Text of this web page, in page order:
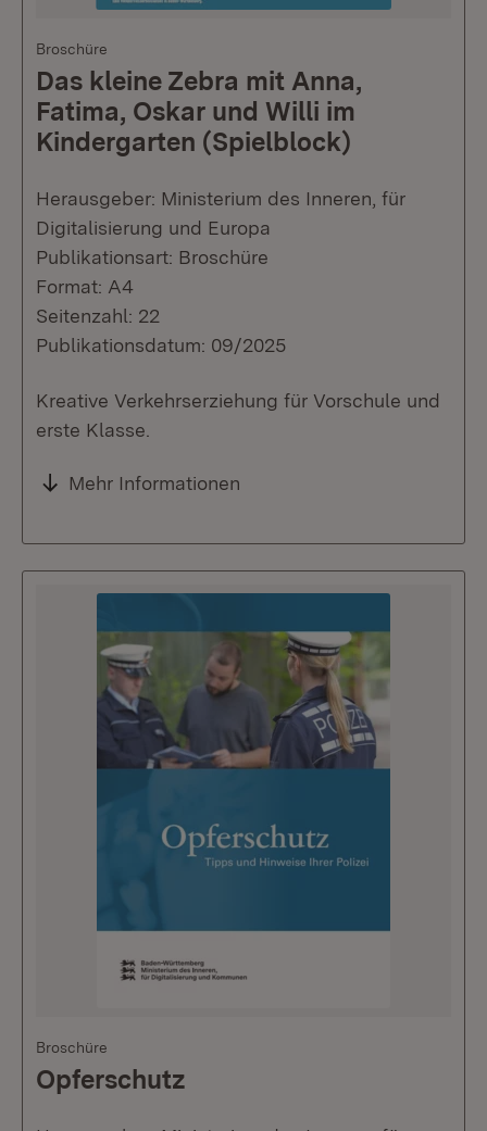
Broschüre
Das kleine Zebra mit Anna,
Fatima, Oskar und Willi im
Kindergarten (Spielblock)
Herausgeber: Ministerium des Inneren, für
Digitalisierung und Europa
Publikationsart: Broschüre
Format: A4
Seitenzahl: 22
Publikationsdatum: 09/2025
Kreative Verkehrserziehung für Vorschule und
erste Klasse.
Mehr Informationen
Broschüre
Opferschutz